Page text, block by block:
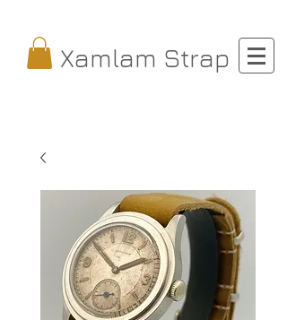
Xamlam Strap